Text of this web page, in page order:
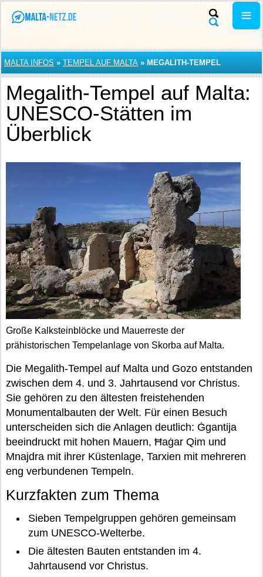
MALTA INFOS » TEMPEL AUF MALTA » MEGALITH-TEMPEL
Megalith-Tempel auf Malta:
UNESCO-Stätten im
Überblick
Große Kalksteinblöcke und Mauerreste der
prähistorischen Tempelanlage von Skorba auf Malta.
Die Megalith-Tempel auf Malta und Gozo entstanden
zwischen dem 4. und 3. Jahrtausend vor Christus.
Sie gehören zu den ältesten freistehenden
Monumentalbauten der Welt. Für einen Besuch
unterscheiden sich die Anlagen deutlich: Ġgantija
beeindruckt mit hohen Mauern, Ħaġar Qim und
Mnajdra mit ihrer Küstenlage, Tarxien mit mehreren
eng verbundenen Tempeln.
Kurzfakten zum Thema
Sieben Tempelgruppen gehören gemeinsam
zum UNESCO-Welterbe.
Die ältesten Bauten entstanden im 4.
Jahrtausend vor Christus.